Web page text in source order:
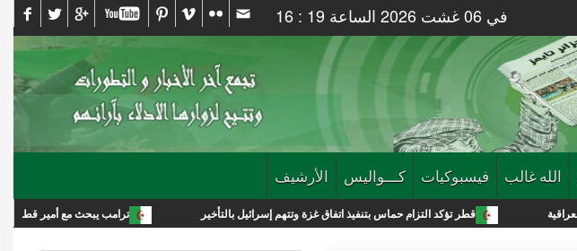
في 06 غشت 2026 الساعة 19 : 16
الله غالب فيسبوكيات كـــواليس الأرشيف
ترامب يبحث مع أمير قطر خفض التصعيد مع قطر تؤكد التزام حماس بتنفيذ اتفاق غزة وتتهم إسرائيل بالتأخير